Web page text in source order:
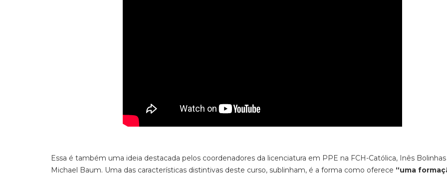
Essa é também uma ideia destacada pelos coordenadores da licenciatura em PPE na FCH-Católica, Inês
Michael Baum. Uma das características distintivas deste curso, sublinham, é a forma como oferece “uma